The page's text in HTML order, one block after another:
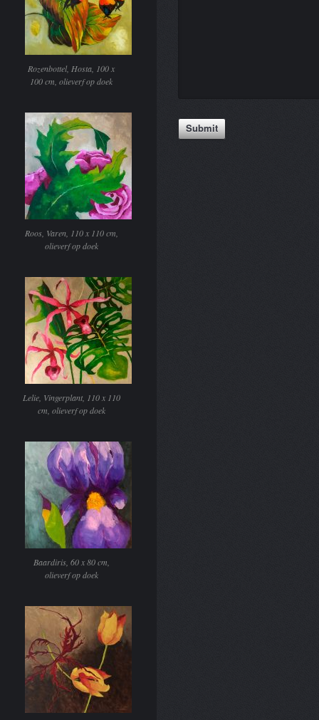
Rozenbottel, Hosta, 100 x
100 cm, olieverf op doek
Roos, Varen, 110 x 110 cm,
olieverf op doek
Lelie, Vingerplant, 110 x 110
cm, olieverf op doek
Baardiris, 60 x 80 cm,
olieverf op doek